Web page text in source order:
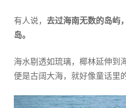
有人说， 去过海南无数的岛屿
岛。
海水剔透如琉璃，椰林延伸到
便是古阔大海，就好像童话里